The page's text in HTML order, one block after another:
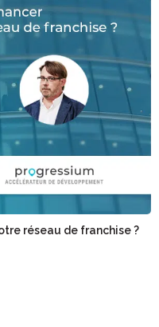
réseau de franchise ?